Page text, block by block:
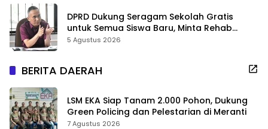
DPRD Dukung Seragam Sekolah Gratis
untuk Semua Siswa Baru, Minta Rehab
Sekolah Jangan Dikurangi
5 Agustus 2026
BERITA DAERAH
LSM EKA Siap Tanam 2.000 Pohon, Dukung
Green Policing dan Pelestarian di Meranti
7 Agustus 2026